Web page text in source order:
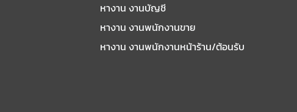
หางาน งานบัญชี
หางาน งานพนักงานขาย
หางาน งานพนักงานหน้าร้าน/ต้อนรับ